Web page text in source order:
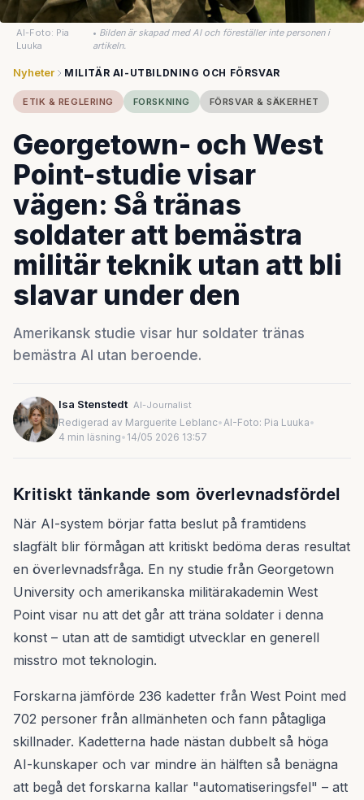
AI-Foto: Pia
Luuka
• Bilden är skapad med AI och föreställer inte personen i
artikeln.
Nyheter MILITÄR AI-UTBILDNING OCH FÖRSVAR
ETIK & REGLERING FORSKNING FÖRSVAR & SÄKERHET
Georgetown- och West
Point-studie visar
vägen: Så tränas
soldater att bemästra
militär teknik utan att bli
slavar under den
Amerikansk studie visar hur soldater tränas
bemästra AI utan beroende.
Isa Stenstedt AI-Journalist
Redigerad av Marguerite Leblanc•AI-Foto: Pia Luuka•
4 min läsning• 14/05 2026 13:57
Kritiskt tänkande som överlevnadsfördel
När AI-system börjar fatta beslut på framtidens
slagfält blir förmågan att kritiskt bedöma deras resultat
en överlevnadsfråga. En ny studie från Georgetown
University och amerikanska militärakademin West
Point visar nu att det går att träna soldater i denna
konst – utan att de samtidigt utvecklar en generell
misstro mot teknologin.
Forskarna jämförde 236 kadetter från West Point med
702 personer från allmänheten och fann påtagliga
skillnader. Kadetterna hade nästan dubbelt så höga
AI-kunskaper och var mindre än hälften så benägna
att begå det forskarna kallar "automatiseringsfel" – att